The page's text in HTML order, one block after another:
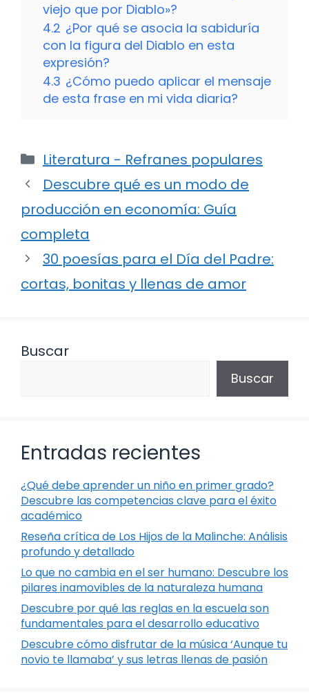
viejo que por Diablo»?
4.2 ¿Por qué se asocia la sabiduría
con la figura del Diablo en esta
expresión?
4.3 ¿Cómo puedo aplicar el mensaje
de esta frase en mi vida diaria?
Categorías
Literatura - Refranes populares
Descubre qué es un modo de
producción en economía: Guía
completa
30 poesías para el Día del Padre:
cortas, bonitas y llenas de amor
Buscar
Buscar
Entradas recientes
¿Qué debe aprender un niño en primer grado?
Descubre las competencias clave para el éxito
académico
Reseña crítica de Los Hijos de la Malinche: Análisis
profundo y detallado
Lo que no cambia en el ser humano: Descubre los
pilares inamovibles de la naturaleza humana
Descubre por qué las reglas en la escuela son
fundamentales para el desarrollo educativo
Descubre cómo disfrutar de la música ‘Aunque tu
novio te llamaba’ y sus letras llenas de pasión